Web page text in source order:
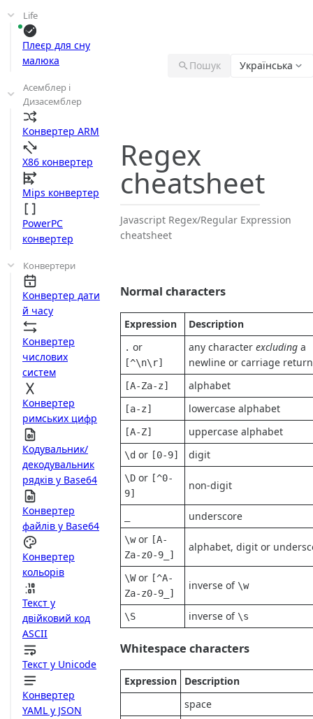
Life
Плеєр для сну
малюка
Асемблер і
Дизасемблер
Конвертер ARM
X86 конвертер
Mips конвертер
PowerPC
конвертер
Конвертери
Конвертер дати
й часу
Конвертер
числових
систем
Конвертер
римських цифр
Кодувальник/
декодувальник
рядків у Base64
Конвертер
файлів у Base64
Конвертер
кольорів
Текст у
двійковий код
ASCII
Текст у Unicode
Конвертер
YAML у JSON
Пошук Українська
Regex
cheatsheet
Javascript Regex/Regular Expression
cheatsheet
Normal characters
Expression Description
. or
[^\n\r]
any character excluding a
newline or carriage return
[A-Za-z] alphabet
[a-z] lowercase alphabet
[A-Z] uppercase alphabet
\d or [0-9] digit
\D or [^0-
9]
non-digit
underscore
\wor [A-
Za-z0-9_]
alphabet, digit or
\Wor [^A-
Za-z0-9_]
inverse of \w
\S inverse of \s
Whitespace characters
Expression
Description
space